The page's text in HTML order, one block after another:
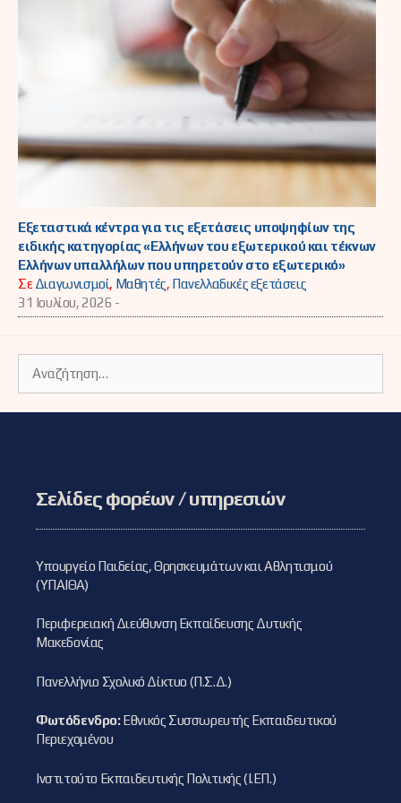
Εξεταστικά κέντρα για τις εξετάσεις υποψηφίων της
ειδικής κατηγορίας «Ελλήνων του εξωτερικού και τέκνων
Ελλήνων υπαλλήλων που υπηρετούν στο εξωτερικό»
ΣεΔιαγωνισμοί, Μαθητές, Πανελλαδικές εξετάσεις
31 Ιουλίου, 2026 -
για:
Σελίδες φορέων / υπηρεσιών
Υπουργείο Παιδείας, Θρησκευμάτων και Αθλητισμού
(ΥΠΑΙΘΑ)
Περιφερειακή Διεύθυνση Εκπαίδευσης Δυτικής
Μακεδονίας
Πανελλήνιο Σχολικό Δίκτυο (Π.Σ.Δ.)
Φωτόδενδρο:Εθνικός Συσσωρευτής Εκπαιδευτικού
Περιεχομένου
Ινστιτούτο Εκπαιδευτικής Πολιτικής (Ι.ΕΠ.)